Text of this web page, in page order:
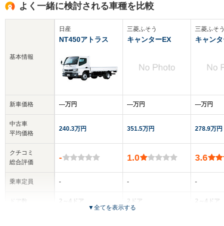
よく一緒に検討される車種を比較
基本情報
新車価格
中古車
平均価格
クチコミ
総合評価
乗車定員
ドア数
日産
NT450アトラス
‐‐‐万円
240.3万円
-
-
2～4ドア
三菱ふそう
キャンターEX
‐‐‐万円
351.5万円
1.0
-
2ドア
三菱ふそ
キャン
‐‐‐万円
278.9万円
3.6
-
2～4ドア
▼全てを表示する